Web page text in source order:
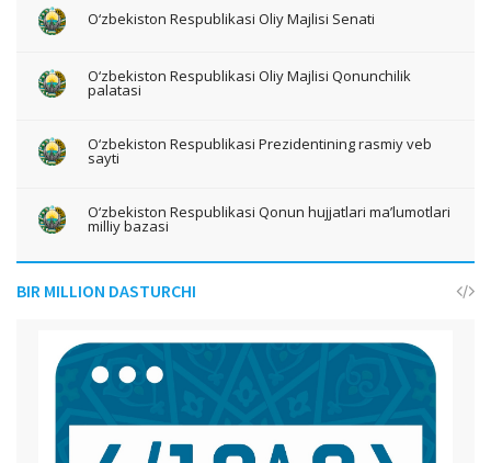
O‘zbekiston Respublikasi Oliy Majlisi Senati
O‘zbekiston Respublikasi Oliy Majlisi Qonunchilik
palatasi
O‘zbekiston Respublikasi Prezidentining rasmiy veb
sayti
O‘zbekiston Respublikasi Qonun hujjatlari ma’lumotlari
milliy bazasi
BIR MILLION DASTURCHI